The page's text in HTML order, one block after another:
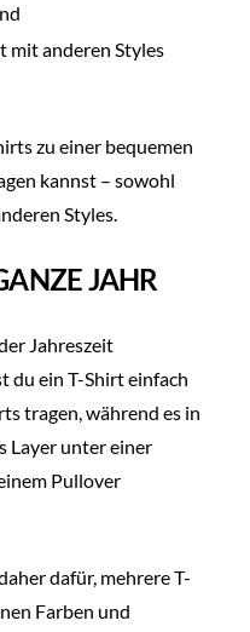
mit anderen Styles
zu einer bequemen
kannst – sowohl
Styles.
JAHR
Jahreszeit
du ein T-Shirt einfach
tragen, während es in
Layer unter einer
Pullover
dafür, mehrere T-
Farben und